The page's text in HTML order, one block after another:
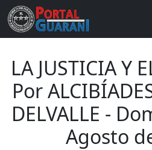
LA JUSTICIA Y
Por
DELVALLE -
Agosto